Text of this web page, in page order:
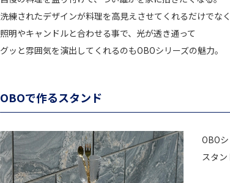
洗練されたデザインが料理を高見えさせてくれるだけでなく
照明やキャンドルと合わせる事で、光が透き通って
グッと雰囲気を演出してくれるのもOBOシリーズの魅力。
OBOで作るスタンド
OBO
スタン